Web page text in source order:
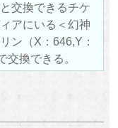
交換できるチケ
アにいる＜幻神
ン（X：646,Y：
交換できる。